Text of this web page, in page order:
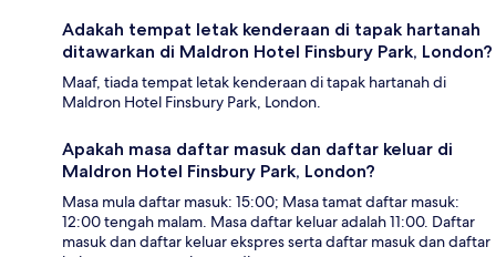
Adakah tempat letak kenderaan di tapak hartanah
ditawarkan di Maldron Hotel Finsbury Park, London?
Maaf, tiada tempat letak kenderaan di tapak hartanah di
Maldron Hotel Finsbury Park, London.
Apakah masa daftar masuk dan daftar keluar di
Maldron Hotel Finsbury Park, London?
Masa mula daftar masuk: 15:00; Masa tamat daftar masuk:
12:00 tengah malam. Masa daftar keluar adalah 11:00. Daftar
masuk dan daftar keluar ekspres serta daftar masuk dan daftar